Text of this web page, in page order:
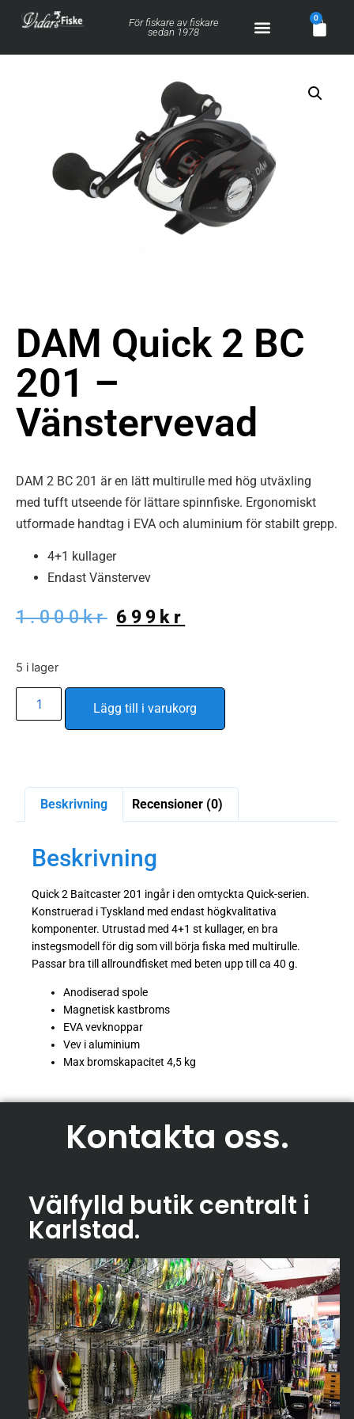
För fiskare av fiskare
sedan 1978
0
DAM Quick 2 BC
201 –
Vänstervevad
DAM 2 BC 201 är en lätt multirulle med hög utväxling
med tufft utseende för lättare spinnfiske. Ergonomiskt
utformade handtag i EVA och aluminium för stabilt grepp.
4+1 kullager
Endast Vänstervev
1.000kr 699 kr
5 i lager
Lägg till i varukorg
Beskrivning Recensioner (0)
Beskrivning
Quick 2 Baitcaster 201 ingår i den omtyckta Quick-serien.
Konstruerad i Tyskland med endast högkvalitativa
komponenter. Utrustad med 4+1 st kullager, en bra
instegsmodell för dig som vill börja fiska med multirulle.
Passar bra till allroundfisket med beten upp till ca 40 g.
Anodiserad spole
Magnetisk kastbroms
EVA vevknoppar
Vev i aluminium
Max bromskapacitet 4,5 kg
Kontakta oss.
Välfylld butik centralt i
Karlstad.